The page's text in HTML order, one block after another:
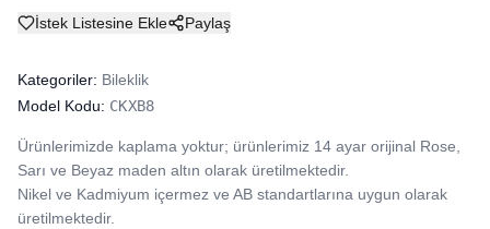
İstek Listesine Ekle Paylaş
Kategoriler: Bileklik
Model Kodu: CKXB8
Ürünlerimizde kaplama yoktur; ürünlerimiz 14 ayar orijinal Rose,
Sarı ve Beyaz maden altın olarak üretilmektedir.
Nikel ve Kadmiyum içermez ve AB standartlarına uygun olarak
üretilmektedir.